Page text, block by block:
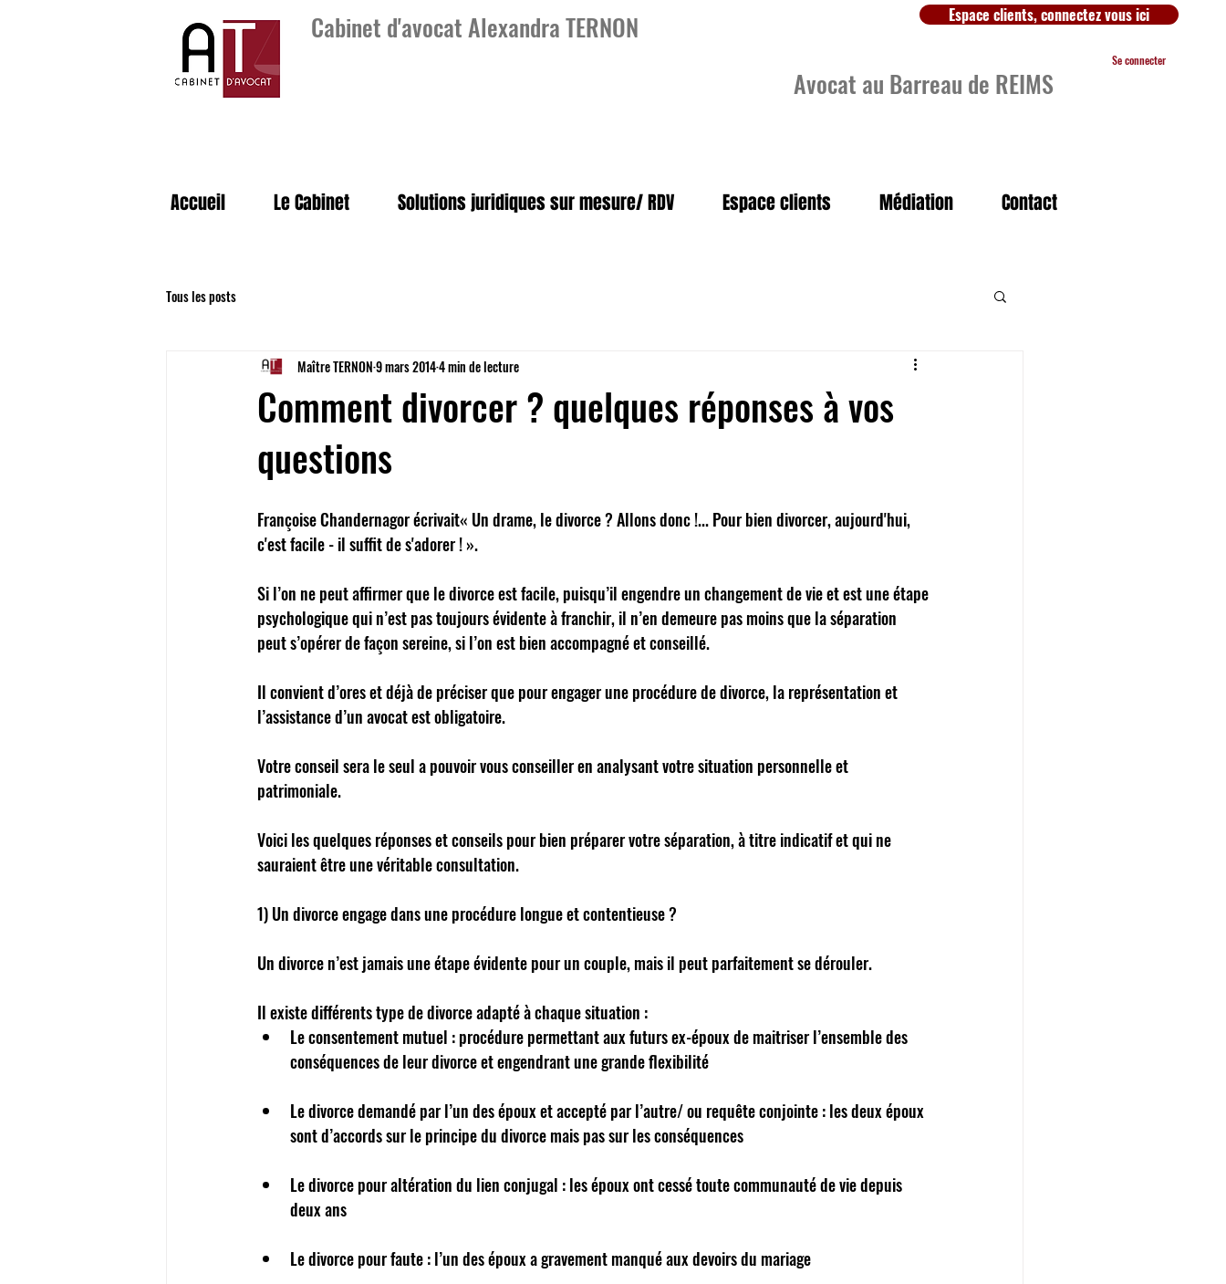
Cabinet d'avocat Alexandra TERNON
Avocat au Barreau de REIMS
Espace clients, connectez vous ici
Se connecter
Accueil Le Cabinet Solutions juridiques sur mesure/ RDV Espace clients Médiation Contact
Tous les posts
Comment divorcer ? quelques réponses à vos
questions
Maître TERNON9 mars 20144 min de lecture
Françoise Chandernagor écrivait« Un drame, le divorce ? Allons donc !... Pour bien divorcer, aujourd'hui,
c'est facile - il suffit de s'adorer ! ».
Si l’on ne peut affirmer que le divorce est facile, puisqu’il engendre un changement de vie et est une étape
psychologique qui n’est pas toujours évidente à franchir, il n’en demeure pas moins que la séparation
peut s’opérer de façon sereine, si l’on est bien accompagné et conseillé.
Il convient d’ores et déjà de préciser que pour engager une procédure de divorce, la représentation et
l’assistance d’un avocat est obligatoire.
Votre conseil sera le seul a pouvoir vous conseiller en analysant votre situation personnelle et
patrimoniale.
Voici les quelques réponses et conseils pour bien préparer votre séparation, à titre indicatif et qui ne
sauraient être une véritable consultation.
1) Un divorce engage dans une procédure longue et contentieuse ?
Un divorce n’est jamais une étape évidente pour un couple, mais il peut parfaitement se dérouler.
Il existe différents type de divorce adapté à chaque situation :
Le consentement mutuel : procédure permettant aux futurs ex-époux de maitriser l’ensemble des
conséquences de leur divorce et engendrant une grande flexibilité
Le divorce demandé par l’un des époux et accepté par l’autre/ ou requête conjointe : les deux époux
sont d’accords sur le principe du divorce mais pas sur les conséquences
Le divorce pour altération du lien conjugal : les époux ont cessé toute communauté de vie depuis
deux ans
Le divorce pour faute : l’un des époux a gravement manqué aux devoirs du mariage